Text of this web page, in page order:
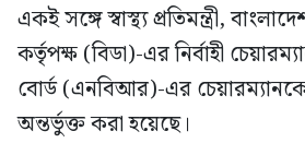
একই সঙ্গে স্বাস্থ্য প্রতিমন্ত্রী,
কর্তৃপক্ষ (বিডা)-এর নির্বাহী
বোর্ড (এনবিআর)-এর
অন্তর্ভুক্ত করা হয়েছে।